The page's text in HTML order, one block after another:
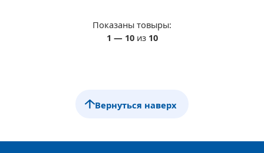
Показаны товыры:
1 — 10из 10
Вернуться наверх